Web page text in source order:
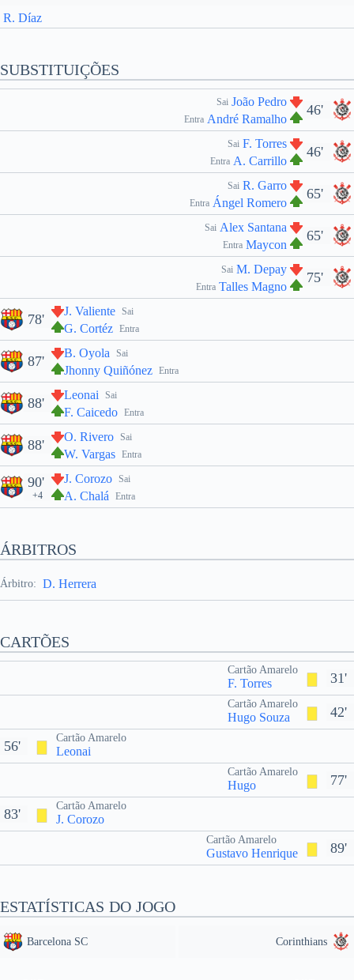
R. Díaz
SUBSTITUIÇÕES
46'
Sai João Pedro
Entra André Ramalho
46'
Sai F. Torres
Entra A. Carrillo
65'
Sai R. Garro
Entra Ángel Romero
65'
Sai Alex Santana
Entra Maycon
75'
Sai M. Depay
Entra Talles Magno
Sai
J. Valiente
Entra
G. Cortéz
78'
Sai
B. Oyola
Entra
Jhonny Quiñónez
87'
Sai
Leonai
Entra
F. Caicedo
88'
Sai
O. Rivero
Entra
W. Vargas
88'
Sai
J. Corozo
Entra
A. Chalá
90'
+4
ÁRBITROS
Árbitro: D. Herrera
CARTÕES
31'
Cartão Amarelo
F. Torres
42'
Cartão Amarelo
Hugo Souza
Cartão Amarelo
Leonai
56'
77'
Cartão Amarelo
Hugo
Cartão Amarelo
J. Corozo
83'
89'
Cartão Amarelo
Gustavo Henrique
ESTATÍSTICAS DO JOGO
Barcelona SC Corinthians